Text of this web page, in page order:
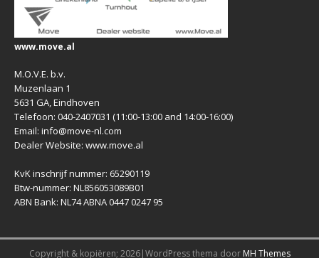
www.move.al
M.O.V.E. b.v.
Muzenlaan 1
5631 GA, Eindhoven
Telefoon: 040-2407031 (11:00-13:00 and 14:00-16:00)
Email: info@move-nl.com
Dealer Website: www.move.al
KvK inschrijf nummer: 65290119
Btw-nummer: NL856053089B01
ABN Bank: NL74 ABNA 0447 0247 95
Copyright & kopiëren; 2026|WordPress thema door MH Themes